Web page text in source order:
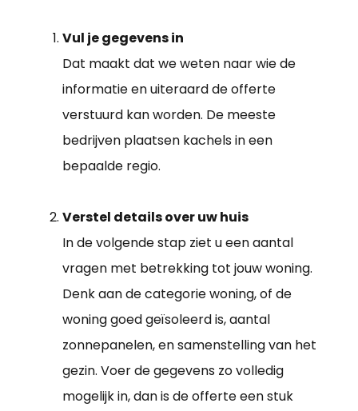
Vul je gegevens in
Dat maakt dat we weten naar wie de
informatie en uiteraard de offerte
verstuurd kan worden. De meeste
bedrijven plaatsen kachels in een
bepaalde regio.
Verstel details over uw huis
In de volgende stap ziet u een aantal
vragen met betrekking tot jouw woning.
Denk aan de categorie woning, of de
woning goed geïsoleerd is, aantal
zonnepanelen, en samenstelling van het
gezin. Voer de gegevens zo volledig
mogelijk in, dan is de offerte een stuk